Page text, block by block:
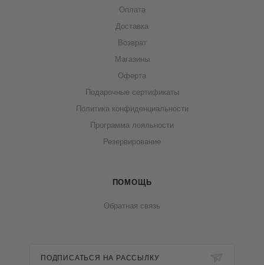
Оплата
Доставка
Возврат
Магазины
Оферта
Подарочные сертификаты
Политика конфиденциальности
Программа лояльности
Резервирование
ПОМОЩЬ
Обратная связь
ПОДПИСАТЬСЯ НА РАССЫЛКУ